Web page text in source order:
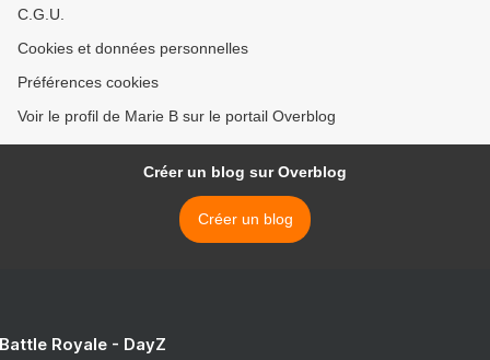
C.G.U.
Cookies et données personnelles
Préférences cookies
Voir le profil de Marie B sur le portail Overblog
Créer un blog sur Overblog
Créer un blog
Royale - DayZ